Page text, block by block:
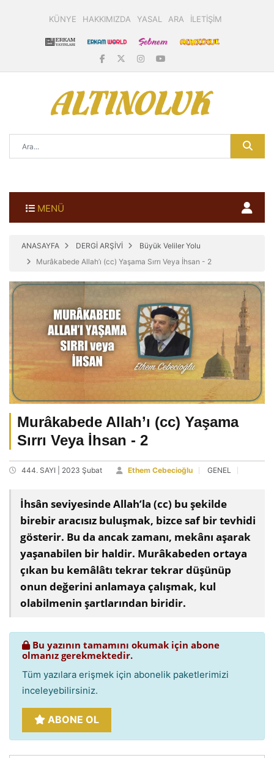
KÜNYE HAKKIMIZDA YASAL ARA İLETİŞİM
MENÜ
ANASAYFA DERGİ ARŞİVİ
Büyük Veliler Yolu
Murâkabede Allah’ı (cc) Yaşama Sırrı Veya İhsan - 2
Murâkabede Allah’ı (cc) Yaşama
Sırrı Veya İhsan - 2
444. SAYI | 2023 Şubat Ethem Cebecioğlu GENEL
İhsân seviyesinde Allah’la (cc) bu şekilde
birebir aracısız buluşmak, bizce saf bir tevhidi
gösterir. Bu da ancak zamanı, mekânı aşarak
yaşanabilen bir haldir. Murâkabeden ortaya
çıkan bu kemâlâtı tekrar tekrar düşünüp
onun değerini anlamaya çalışmak, kul
olabilmenin şartlarından biridir.
Bu yazının tamamını okumak için abone
olmanız gerekmektedir.
Tüm yazılara erişmek için abonelik paketlerimizi
inceleyebilirsiniz.
ABONE OL